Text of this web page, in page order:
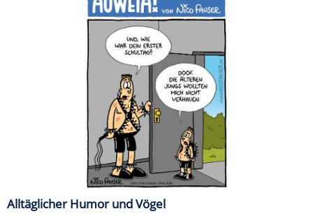
Alltäglicher Humor und Vögel